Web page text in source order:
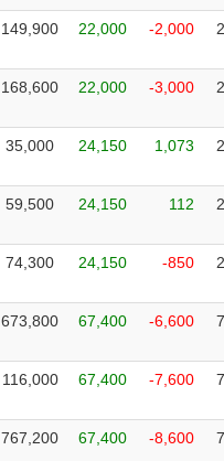
149,900 22,000 -2,000
168,600 22,000 -3,000
35,000 24,150 1,073
59,500 24,150 112
74,300 24,150 -850
673,800 67,400 -6,600
116,000 67,400 -7,600
767,200 67,400 -8,600